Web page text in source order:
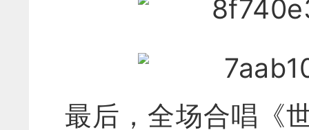
最后，全场合唱《